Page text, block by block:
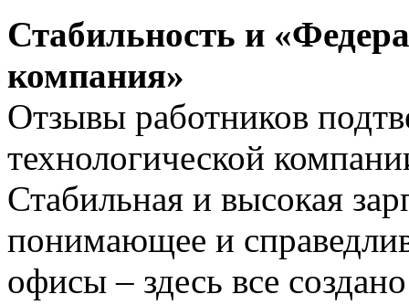
Стабильность и
компания»
Отзывы работников
технологической
Стабильная и высокая
понимающее и
офисы – здесь все